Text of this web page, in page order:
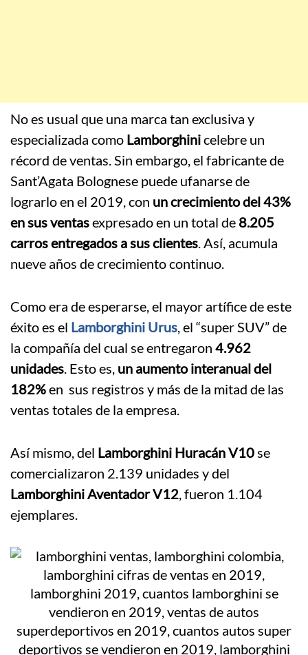
No es usual que una marca tan exclusiva y
especializada como Lamborghinicelebre un
récord de ventas. Sin embargo, el fabricante de
Sant’Agata Bolognese puede ufanarse de
lograrlo en el 2019, con un crecimiento del 43%
en sus ventasexpresado en un total de 8.205
carros entregados a sus clientes. Así, acumula
nueve años de crecimiento continuo.
Como era de esperarse, el mayor artífice de este
éxito es el Lamborghini Urus, el “super SUV” de
la compañía del cual se entregaron 4.962
unidades. Esto es, un aumento interanual del
182%en sus registros y más de la mitad de las
ventas totales de la empresa.
Así mismo, del Lamborghini Huracán V10se
comercializaron 2.139 unidades y del
Lamborghini Aventador V12, fueron 1.104
ejemplares.